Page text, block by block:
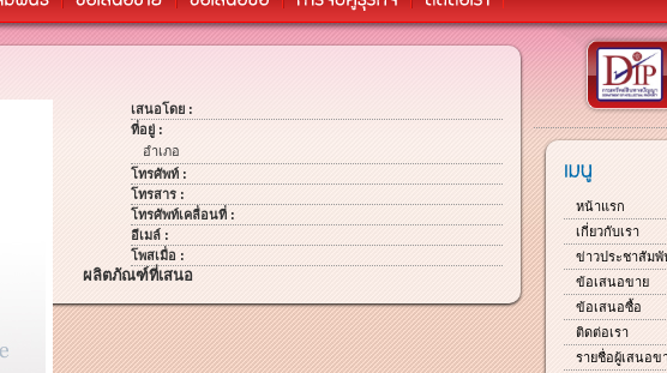
เสนอโดย :
ที่อยู่ :
อำเภอ
โทรศัพท์ :
โทรสาร :
โทรศัพท์เคลื่อนที่ :
อีเมล์ :
โพสเมื่อ :
ผลิตภัณฑ์ที่เสนอ
หน้าแรก
เกี่ยวกับเรา
ข่าวประชาสัมพั
ข้อเสนอขาย
ข้อเสนอซื้อ
ติดต่อเรา
รายชื่อผู้เสนอข